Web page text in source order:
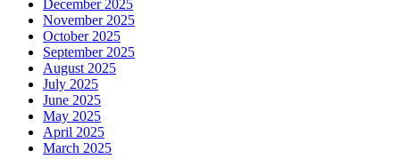
December 2025
November 2025
October 2025
September 2025
August 2025
July 2025
June 2025
May 2025
April 2025
March 2025